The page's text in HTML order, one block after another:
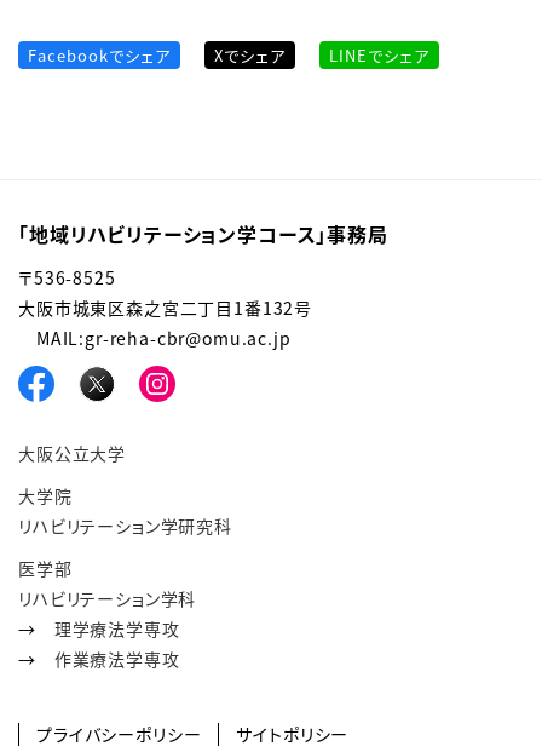
Facebookでシェア Xでシェア LINEでシェア
「地域リハビリテーション学コース」事務局
〒536-8525
大阪市城東区森之宮二丁目1番132号
MAIL:gr-reha-cbr@omu.ac.jp
大阪公立大学
大学院
リハビリテーション学研究科
医学部
リハビリテーション学科
→ 理学療法学専攻
→ 作業療法学専攻
プライバシーポリシー サイトポリシー